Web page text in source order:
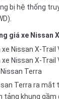
bị hệ thống
giá xe Nissan
xe Nissan X-Trail
xe Nissan X-Trail
Terra
Terra ra mắt
tảng khung gầm